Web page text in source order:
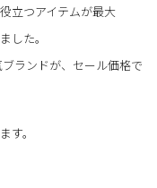
立つアイテムが最大
した。
ランドが、セール価格で
す。